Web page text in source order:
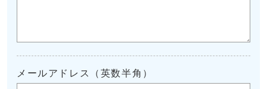
メールアドレス（英数半角）